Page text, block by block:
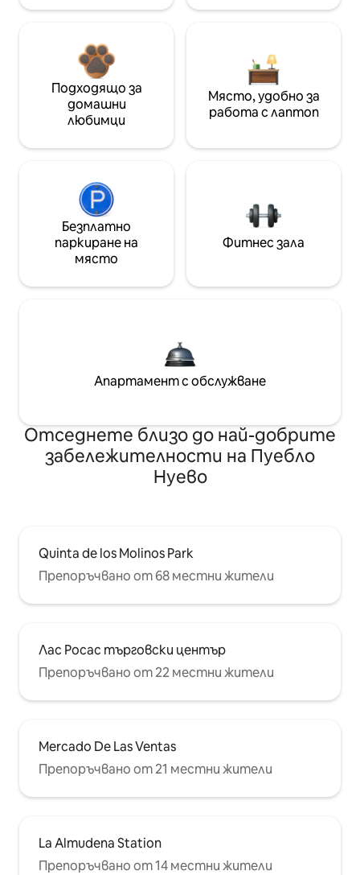
Подходящо за
домашни
любимци
Място, удобно за
работа с лаптоп
Безплатно
паркиране на
място
Фитнес зала
Апартамент с обслужване
Отседнете близо до най-добрите
забележителности на Пуебло
Нуево
Quinta de los Molinos Park
Препоръчвано от 68 местни жители
Лас Росас търговски център
Препоръчвано от 22 местни жители
Mercado De Las Ventas
Препоръчвано от 21 местни жители
La Almudena Station
Препоръчвано от 14 местни жители